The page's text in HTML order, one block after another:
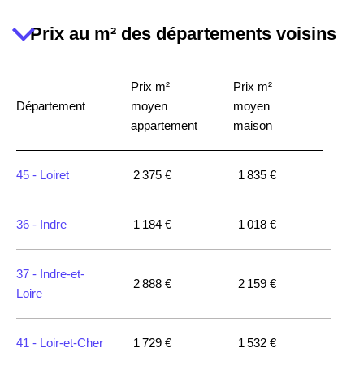
Auron
1 746 € 1 623 €
Ursin
18150 -La
Guerche-sur-
l'Aubois
1 594 € 1 077 €
18600 -Sancoins 1 622 € 914 €
Prix au m² des départements voisins
Département
Prix m²
moyen
appartement
Prix m²
moyen
maison
45 - Loiret 2 375 € 1 835 €
36 - Indre 1 184 € 1 018 €
37 - Indre-et-
Loire
2 888 € 2 159 €
41 - Loir-et-Cher 1 729 € 1 532 €